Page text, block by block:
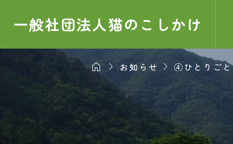
一般社団法人猫のこしかけ
  お知らせ  ④ひとりごと